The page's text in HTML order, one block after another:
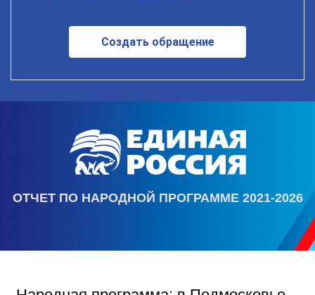
Создать обращение
ОТЧЕТ ПО НАРОДНОЙ ПРОГРАММЕ 2021-2026